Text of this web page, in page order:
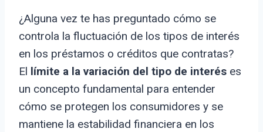
¿Alguna vez te has preguntado cómo se
controla la fluctuación de los tipos de interés
en los préstamos o créditos que contratas?
El límite a la variación del tipo de interés es
un concepto fundamental para entender
cómo se protegen los consumidores y se
mantiene la estabilidad financiera en los